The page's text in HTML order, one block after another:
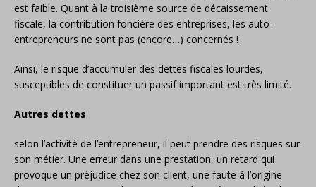
est faible. Quant à la troisième source de décaissement
fiscale, la contribution foncière des entreprises, les auto-
entrepreneurs ne sont pas (encore…) concernés !
Ainsi, le risque d’accumuler des dettes fiscales lourdes,
susceptibles de constituer un passif important est très limité.
Autres dettes
selon l’activité de l’entrepreneur, il peut prendre des risques sur
son métier. Une erreur dans une prestation, un retard qui
provoque un préjudice chez son client, une faute à l’origine